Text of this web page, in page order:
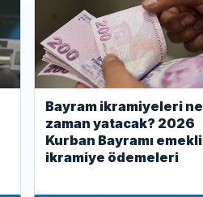
Bayram ikramiyeleri ne
zaman yatacak? 2026
Kurban Bayramı emekli
ikramiye ödemeleri